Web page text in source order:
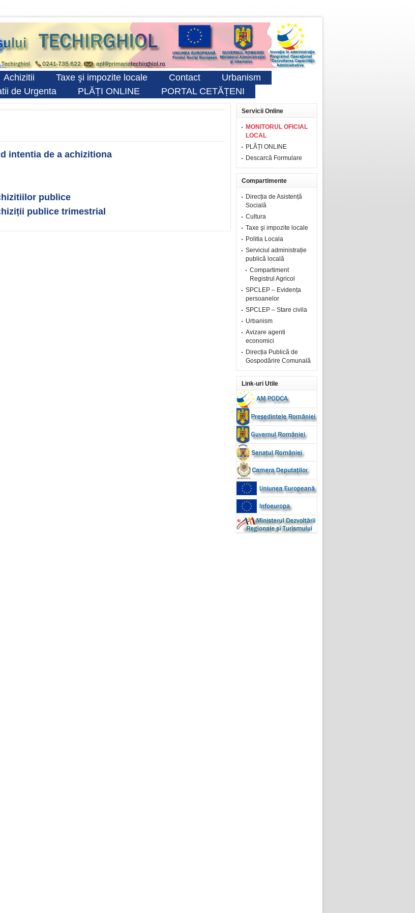
Achizitii Taxe şi impozite locale Contact
Urbanism
de Urgenta PLĂȚI ONLINE PORTAL CETĂȚENI
intentia de a achizitiona
publice
publice trimestrial
Servicii Online
MONITORUL OFICIAL
LOCAL
PLĂȚI ONLINE
Descarcă Formulare
Compartimente
Direcția de Asistență
Socială
Cultura
Taxe şi impozite locale
Politia Locala
Serviciul administrație
publică locală
Compartiment
Registrul Agricol
SPCLEP – Evidența
persoanelor
SPCLEP – Stare civila
Urbanism
Avizare agenti
economici
Direcția Publică de
Gospodărire Comunală
Link-uri Utile